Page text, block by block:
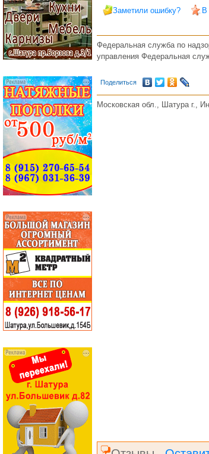
Заметили ошибку? В
Федеральная служба по
управления Федеральная
Поделиться
Московская обл., Шатура г.,